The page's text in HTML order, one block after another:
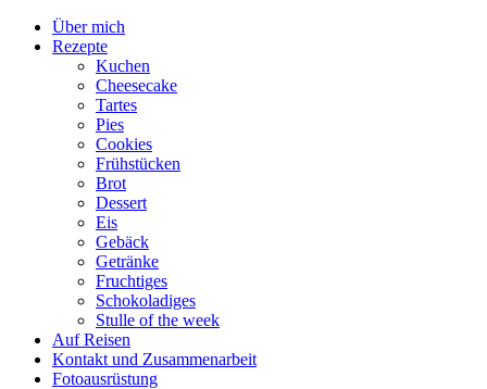
Über mich
Rezepte
Kuchen
Cheesecake
Tartes
Pies
Cookies
Frühstücken
Brot
Dessert
Eis
Gebäck
Getränke
Fruchtiges
Schokoladiges
Stulle of the week
Auf Reisen
Kontakt und Zusammenarbeit
Fotoausrüstung